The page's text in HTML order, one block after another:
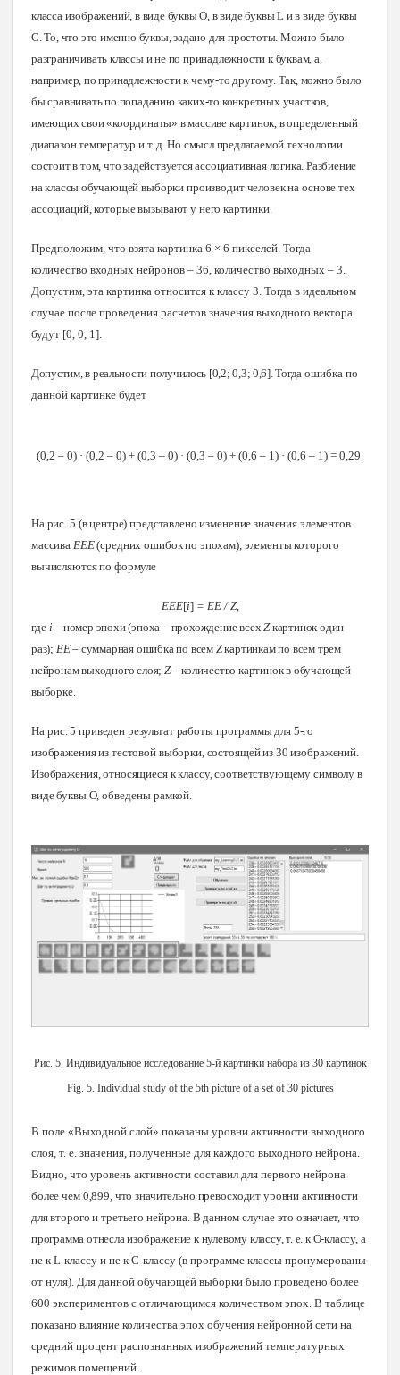
класса изображений, в виде буквы О, в виде буквы L и в виде буквы
С. То, что это именно буквы, задано для простоты. Можно было
разграничивать классы и не по принадлежности к буквам, а,
например, по принадлежности к чему-то другому. Так, можно было
бы сравнивать по попаданию каких-то конкретных участков,
имеющих свои «координаты» в массиве картинок, в определенный
диапазон температур и т. д. Но смысл предлагаемой технологии
состоит в том, что задействуется ассоциативная логика. Разбиение
на классы обучающей выборки производит человек на основе тех
ассоциаций, которые вызывают у него картинки.
Предположим, что взята картинка 6 × 6 пикселей. Тогда
количество входных нейронов – 36, количество выходных – 3.
Допустим, эта картинка относится к классу 3. Тогда в идеальном
случае после проведения расчетов значения выходного вектора
будут [0, 0, 1].
Допустим, в реальности получилось [0,2; 0,3; 0,6]. Тогда ошибка по
данной картинке будет
(0,2 – 0) · (0,2 – 0) + (0,3 – 0) · (0,3 – 0) + (0,6 – 1) · (0,6 – 1) = 0,29.
На рис. 5 (в центре) представлено изменениезначения элементов
массива EEE(средних ошибок по эпохам), элементы которого
вычисляются по формуле
EEE[i]= EE / Z,
где i – номер эпохи (эпоха – прохождение всехZкартинок один
раз); EE– суммарная ошибка по всем Zкартинкам по всем трем
нейронам выходного слоя; Z– количество картинок в обучающей
выборке.
На рис. 5 приведен результат работы программы для 5-го
изображения из тестовой выборки, состоящей из 30 изображений.
Изображения, относящиеся к классу, соответствующему символу в
виде буквы О, обведены рамкой.
Рис. 5. Индивидуальное исследование 5-й картинки набора из 30 картинок
Fig. 5. Individual study of the 5th picture of a set of 30 pictures
В поле «Выходной слой» показаны уровни активности выходного
слоя, т. е. значения, полученные для каждого выходного нейрона.
Видно, что уровень активности составил для первого нейрона
более чем 0,899, что значительно превосходит уровни активности
для второго и третьего нейрона. В данном случае это означает, что
программа отнесла изображение к нулевому классу, т. е. к O-классу, а
не к L-классу и не к C-классу (в программе классы пронумерованы
от нуля). Для данной обучающей выборки было проведено более
600 экспериментов с отличающимся количеством эпох. В таблице
показано влияние количества эпох обучения нейронной сети на
средний процент распознанных изображений температурных
режимов помещений.